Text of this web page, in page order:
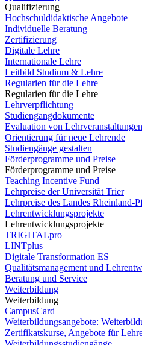
Qualifizierung
Hochschuldidaktische Angebote
Individuelle Beratung
Zertifizierung
Digitale Lehre
Internationale Lehre
Leitbild Studium & Lehre
Regularien für die Lehre
Regularien für die Lehre
Lehrverpflichtung
Studiengangdokumente
Evaluation von Lehrveranstaltungen
Orientierung für neue Lehrende
Studiengänge gestalten
Förderprogramme und Preise
Förderprogramme und Preise
Teaching Incentive Fund
Lehrpreise der Universität Trier
Lehrpreise des Landes Rheinland-
Lehrentwicklungsprojekte
Lehrentwicklungsprojekte
TRIGITALpro
LINTplus
Digitale Transformation ES
Qualitätsmanagement und
Beratung und Service
Weiterbildung
Weiterbildung
CampusCard
Weiterbildungsangebote:
Zertifikatskurse, Angebote für